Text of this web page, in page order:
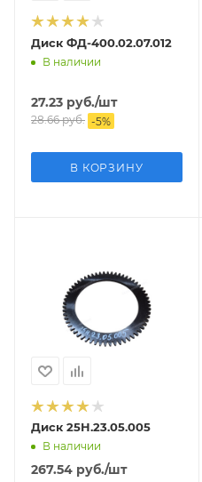
Диск ФД-400.02.07.012
В наличии
27.23 руб./шт
28.66руб. -5%
В КОРЗИНУ
Диск 25Н.23.05.005
В наличии
267.54 руб./шт